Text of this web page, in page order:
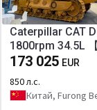
Caterpillar CAT
1800rpm 34.5L
173 025 EUR
850 л.с.
Китай, Furong